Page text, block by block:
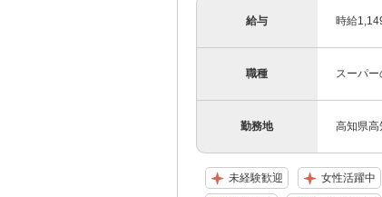
給与 時給
職種 スーパ
勤務地 高知県
未経験歓迎 女性活躍中